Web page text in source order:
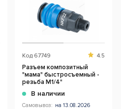
Код 67749 4.5
Разъем композитный
"мама" быстросъемный -
резьба M1/4"
В наличии
Самовывоз: на 13.08.2026